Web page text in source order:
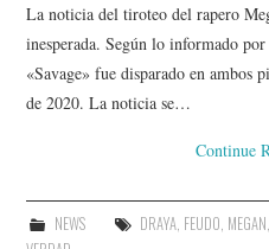
La noticia del tiroteo del rapero
inesperada. Según lo informado
«Savage» fue disparado en ambos
de 2020. La noticia se…
Continue
NEWS DRAYA, FEUDO, MEGAN,